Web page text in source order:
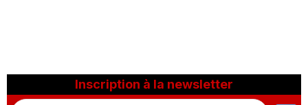
Inscription à la newsletter